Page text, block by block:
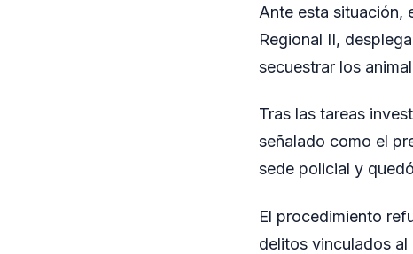
Ante esta situación,
Regional II,
secuestrar los
Tras las tareas
señalado como el
sede policial y
El procedimiento
delitos vinculados